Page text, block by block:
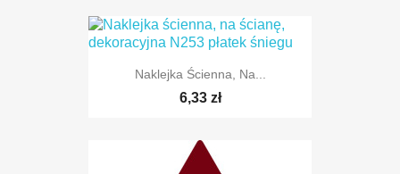
TYLKO ONLINE
Naklejka Ścienna, Na...
6,33 zł